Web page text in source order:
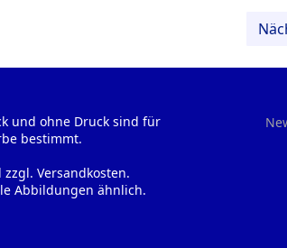
und ohne Druck sind für
bestimmt.
zzgl. Versandkosten.
Abbildungen ähnlich.